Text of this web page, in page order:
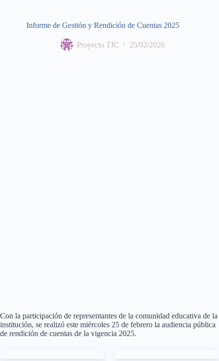
Informe de Gestión y Rendición de Cuentas 2025
Proyecto TIC 25/02/2026
Con la participación de representantes de la comunidad educativa de la
institución, se realizó este miércoles 25 de febrero la audiencia pública
de rendición de cuentas de la vigencia 2025.